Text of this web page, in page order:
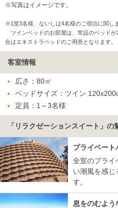
※写真はイメージです。
※1室3名様、ないしは4名様のご宿泊に関し
ツインベッドのお部屋は、常設のベッド
合はエキストラベッドのご用意となります
客室情報
広さ：80㎡
ベッドサイズ：ツイン
定員：1～3名様
「リラクゼーションスイート」の
プライベート
全室のプライ
い潮風を感じ
す。
息をのむよう